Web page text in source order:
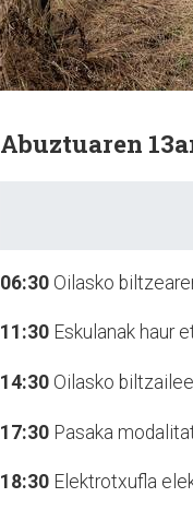
Abuztuaren
06:30 Oilasko
11:30 Eskulanak haur
14:30 Oilasko
17:30 Pasaka
18:30 Elektrotxufla